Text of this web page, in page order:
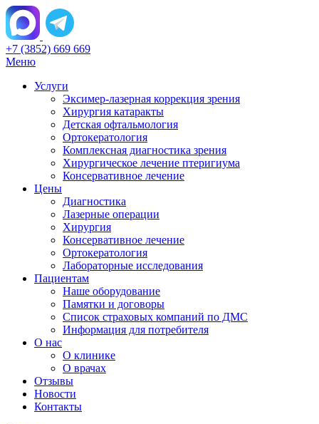
+7 (3852) 669 669
Меню
Услуги
Эксимер-лазерная коррекция зрения
Хирургия катаракты
Детская офтальмология
Ортокератология
Комплексная диагностика зрения
Хирургическое лечение птеригиума
Консервативное лечение
Цены
Диагностика
Лазерные операции
Хирургия
Консервативное лечение
Ортокератология
Лабораторные исследования
Пациентам
Наше оборудование
Памятки и договоры
Список страховых компаний по ДМС
Информация для потребителя
О нас
О клинике
О врачах
Отзывы
Новости
Контакты